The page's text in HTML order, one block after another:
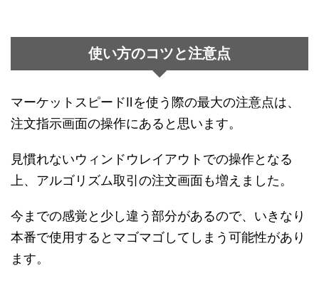
使い方のコツと注意点
マーケットスピードⅡを使う際の最大の注意点は、
注文指示画面の操作にあると思います。
見慣れないウィンドウレイアウトでの操作となる
上、アルゴリズム取引の注文画面も増えました。
今までの感覚と少し違う部分があるので、いきなり
本番で使用するとマゴマゴしてしまう可能性があり
ます。